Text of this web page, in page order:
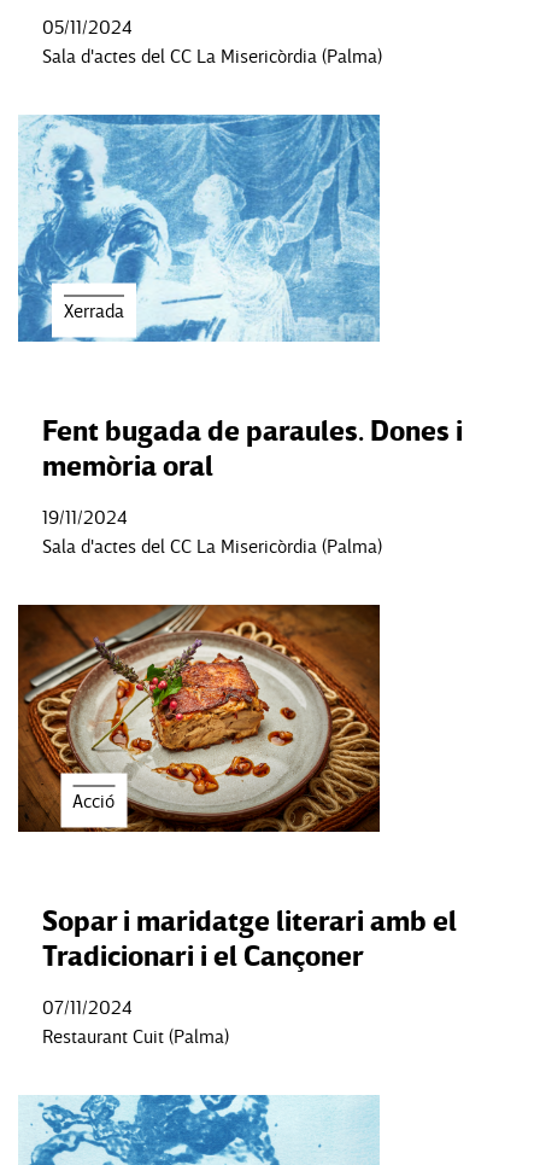
05/11/2024
Sala d'actes del CC La Misericòrdia (Palma)
Xerrada
Fent bugada de paraules. Dones i
memòria oral
19/11/2024
Sala d'actes del CC La Misericòrdia (Palma)
Acció
Sopar i maridatge literari amb el
Tradicionari i el Cançoner
07/11/2024
Restaurant Cuit (Palma)